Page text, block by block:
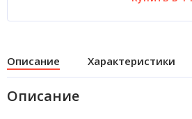
Описание Характеристики
Описание